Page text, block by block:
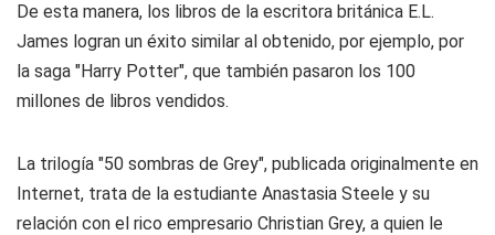
De esta manera, los libros de la escritora británica E.L.
James logran un éxito similar al obtenido, por ejemplo, por
la saga "Harry Potter", que también pasaron los 100
millones de libros vendidos.
La trilogía "50 sombras de Grey", publicada originalmente en
Internet, trata de la estudiante Anastasia Steele y su
relación con el rico empresario Christian Grey, a quien le